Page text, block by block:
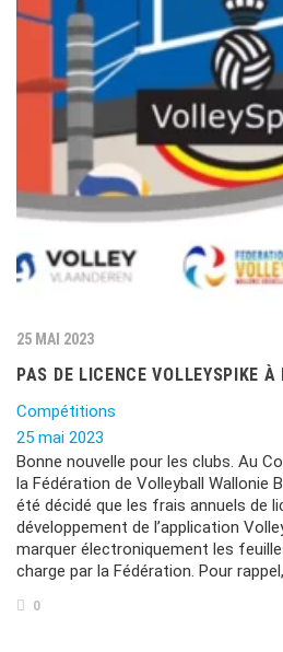
25 MAI 2023
PAS DE LICENCE VOLLEYSPIKE À
Compétitions
25 mai 2023
Bonne nouvelle pour les clubs. Au
la Fédération de Volleyball Wallonie
été décidé que les frais annuels de
développement de l’application
marquer électroniquement les
charge par la Fédération. Pour
0